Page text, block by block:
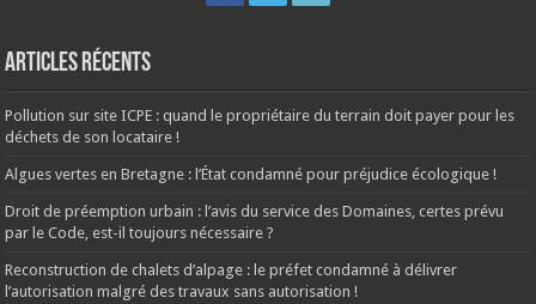
Articles récents
Pollution sur site ICPE : quand le propriétaire du terrain doit payer pour les
déchets de son locataire !
Algues vertes en Bretagne : l’État condamné pour préjudice écologique !
Droit de préemption urbain : l’avis du service des Domaines, certes prévu
par le Code, est-il toujours nécessaire ?
Reconstruction de chalets d’alpage : le préfet condamné à délivrer
l’autorisation malgré des travaux sans autorisation !